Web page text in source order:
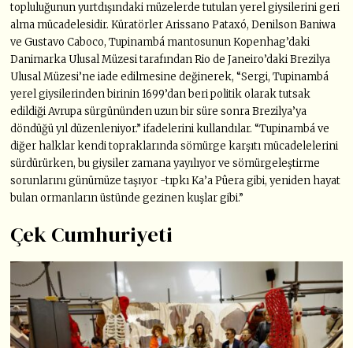
topluluğunun yurtdışındaki müzelerde tutulan yerel giysilerini geri
alma mücadelesidir. Küratörler Arissano Pataxó, Denilson Baniwa
ve Gustavo Caboco, Tupinambá mantosunun Kopenhag’daki
Danimarka Ulusal Müzesi tarafından Rio de Janeiro’daki Brezilya
Ulusal Müzesi’ne iade edilmesine değinerek, “Sergi, Tupinambá
yerel giysilerinden birinin 1699’dan beri politik olarak tutsak
edildiği Avrupa sürgününden uzun bir süre sonra Brezilya’ya
döndüğü yıl düzenleniyor.” ifadelerini kullandılar. “Tupinambá ve
diğer halklar kendi topraklarında sömürge karşıtı mücadelelerini
sürdürürken, bu giysiler zamana yayılıyor ve sömürgeleştirme
sorunlarını günümüze taşıyor -tıpkı Ka’a Pûera gibi, yeniden hayat
bulan ormanların üstünde gezinen kuşlar gibi.”
Çek Cumhuriyeti